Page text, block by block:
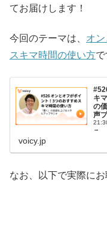
てお届けします！
今回のテーマは、 オ
スキマ時間の使い方で
キ
の
声
→
voicy.jp
なお、以下で実際に